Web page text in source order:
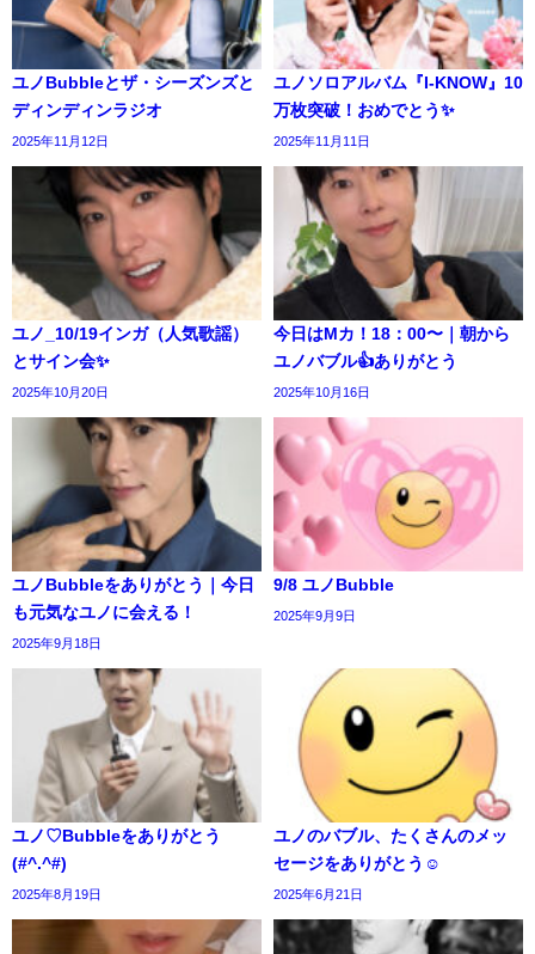
ユノBubbleとザ・シーズンズと
ディンディンラジオ
2025年11月12日
ユノソロアルバム『I-KNOW』10
万枚突破！おめでとう✨️
2025年11月11日
ユノ_10/19インガ（人気歌謡）
とサイン会✨️
2025年10月20日
今日はMカ！18：00〜｜朝から
ユノバブル👍️ありがとう
2025年10月16日
ユノBubbleをありがとう｜今日
も元気なユノに会える！
2025年9月18日
9/8 ユノBubble
2025年9月9日
ユノ♡Bubbleをありがとう
(#^.^#)
2025年8月19日
ユノのバブル、たくさんのメッ
セージをありがとう☺️
2025年6月21日